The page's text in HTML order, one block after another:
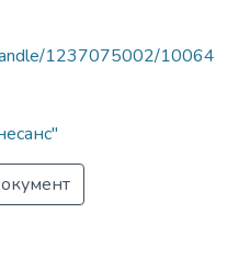
1237075002/10064